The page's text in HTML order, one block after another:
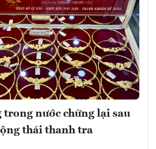
trong nước chững lại sau
thái thanh tra